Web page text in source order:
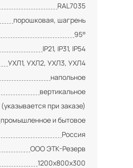
RAL7035
порошковая, шагрень
95°
IP21, IP31, IP54
УХЛ1, УХЛ2, УХЛ3, УХЛ4
напольное
вертикальное
при заказе)
промышленное и бытовое
Россия
ООО ЭТК-Резерв
1200х800х300